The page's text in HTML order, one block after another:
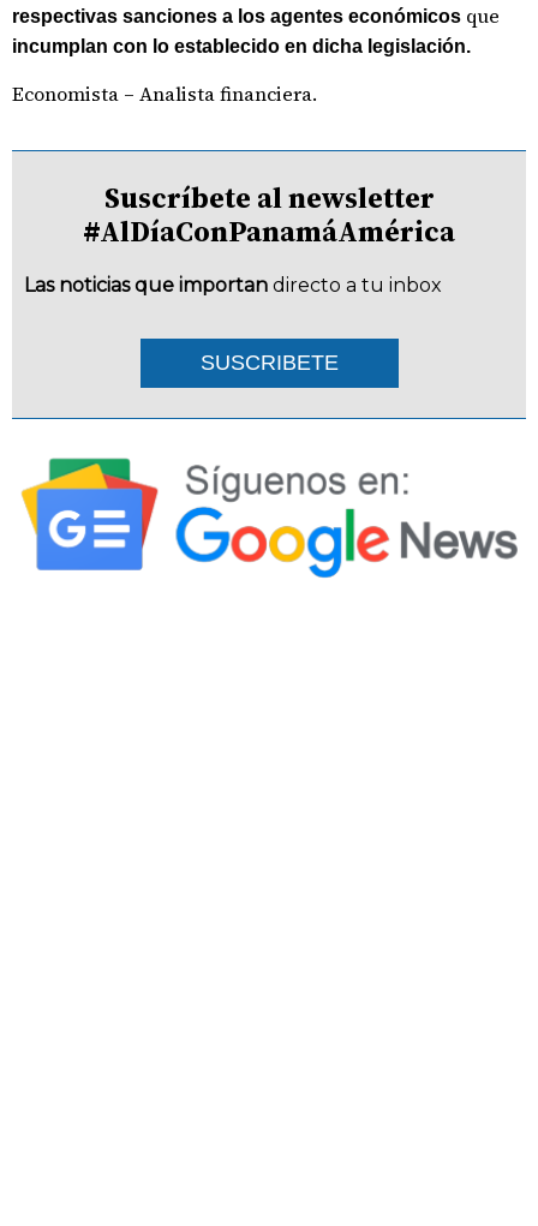
respectivas sanciones a los agentes económicos que
incumplan con lo establecido en dicha legislación.
Economista – Analista financiera.
Suscríbete al newsletter
#AlDíaConPanamáAmérica
Las noticias que importan directo a tu inbox
SUSCRIBETE